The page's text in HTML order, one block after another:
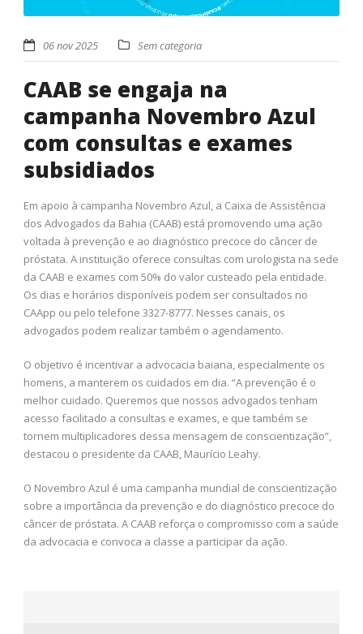
06 nov 2025 Sem categoria
CAAB se engaja na
campanha Novembro Azul
com consultas e exames
subsidiados
Em apoio à campanha Novembro Azul, a Caixa de Assistência
dos Advogados da Bahia (CAAB) está promovendo uma ação
voltada à prevenção e ao diagnóstico precoce do câncer de
próstata. A instituição oferece consultas com urologista na sede
da CAAB e exames com 50% do valor custeado pela entidade.
Os dias e horários disponíveis podem ser consultados no
CAApp ou pelo telefone 3327-8777. Nesses canais, os
advogados podem realizar também o agendamento.
O objetivo é incentivar a advocacia baiana, especialmente os
homens, a manterem os cuidados em dia. “A prevenção é o
melhor cuidado. Queremos que nossos advogados tenham
acesso facilitado a consultas e exames, e que também se
tornem multiplicadores dessa mensagem de conscientização”,
destacou o presidente da CAAB, Maurício Leahy.
O Novembro Azul é uma campanha mundial de conscientização
sobre a importância da prevenção e do diagnóstico precoce do
câncer de próstata. A CAAB reforça o compromisso com a saúde
da advocacia e convoca a classe a participar da ação.